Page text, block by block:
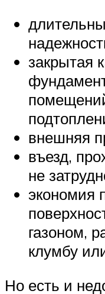
закрытая
внешняя
въезд,
не
экономия
газоном,
клумбу
Но есть и